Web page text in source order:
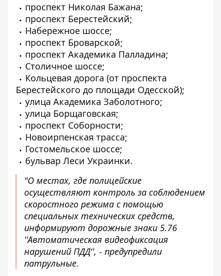
проспект Николая Бажана;
проспект Берестейский;
Набережное шоссе;
проспект Броварской;
проспект Академика Палладина;
Столичное шоссе;
Кольцевая дорога (от проспекта
Берестейского до площади Одесской);
улица Академика Заболотного;
улица Борщаговская;
проспект Соборности;
Новоирпенская трасса;
Гостомельское шоссе;
бульвар Леси Украинки.
"О местах, где полицейские
осуществляют контроль за соблюдением
скоростного режима с помощью
специальных технических средств,
информируют дорожные знаки 5.76
''Автоматическая видеофиксация
нарушений ПДД'', - предупредили
патрульные.